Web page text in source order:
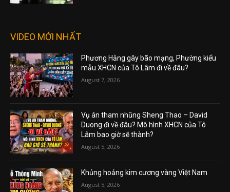
VIDEO MỚI NHẤT
Phương Hằng gây bão mạng, Phường kiểu
mẫu XHCN của Tô Lâm đi về đâu?
August 7, 2026
Vụ án tham nhũng Sheng Thao – David
Duong đi về đâu? Mô hình XHCN của Tô
Lâm bao giờ sẽ thành?
August 5, 2026
Khủng hoảng kim cương vàng Việt Nam
August 5, 2026